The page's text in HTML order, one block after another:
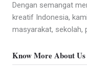
Dengan semangat
kreatif Indonesia,
masyarakat, sekolah,
Know More About Us